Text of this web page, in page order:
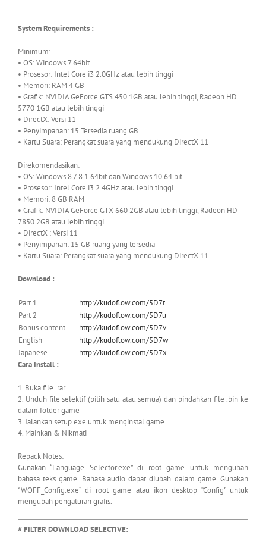
System Requirements :
Minimum:
• OS: Windows 7 64bit
• Prosesor: Intel Core i3 2.0GHz atau lebih tinggi
• Memori: RAM 4 GB
• Grafik: NVIDIA GeForce GTS 450 1GB atau lebih tinggi, Radeon HD
5770 1GB atau lebih tinggi
• DirectX: Versi 11
• Penyimpanan: 15 Tersedia ruang GB
• Kartu Suara: Perangkat suara yang mendukung DirectX 11
Direkomendasikan:
• OS: Windows 8 / 8.1 64bit dan Windows 10 64 bit
• Prosesor: Intel Core i3 2.4GHz atau lebih tinggi
• Memori: 8 GB RAM
• Grafik: NVIDIA GeForce GTX 660 2GB atau lebih tinggi, Radeon HD
7850 2GB atau lebih tinggi
• DirectX : Versi 11
• Penyimpanan: 15 GB ruang yang tersedia
• Kartu Suara: Perangkat suara yang mendukung DirectX 11
Download :
Part 1
http://kudoflow.com/5D7t
Part 2
http://kudoflow.com/5D7u
Bonus content
http://kudoflow.com/5D7v
English
http://kudoflow.com/5D7w
Japanese
http://kudoflow.com/5D7x
Cara Install :
1. Buka file .rar
2. Unduh file selektif (pilih satu atau semua) dan pindahkan file .bin ke
dalam folder game
3. Jalankan setup.exe untuk menginstal game
4. Mainkan & Nikmati
Repack Notes:
Gunakan “Language Selector.exe” di root game untuk mengubah
bahasa teks game. Bahasa audio dapat diubah dalam game. Gunakan
“WOFF_Config.exe” di root game atau ikon desktop “Config” untuk
mengubah pengaturan grafis.
# FILTER DOWNLOAD SELECTIVE: